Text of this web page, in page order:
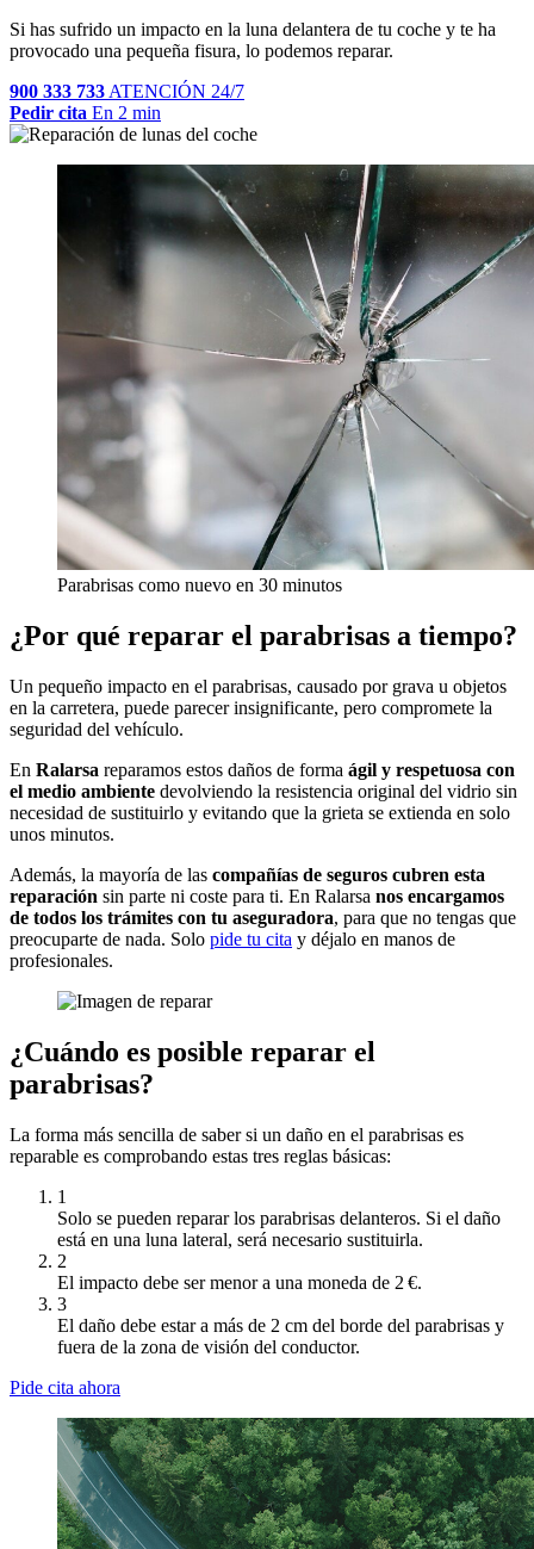
Si has sufrido un impacto en la luna delantera de tu coche y te ha
provocado una pequeña fisura, lo podemos reparar.
900 333 733 ATENCIÓN 24/7
Pedir cita En 2 min
Parabrisas como nuevo en 30 minutos
¿Por qué reparar el parabrisas a tiempo?
Un pequeño impacto en el parabrisas, causado por grava u objetos
en la carretera, puede parecer insignificante, pero compromete la
seguridad del vehículo.
En Ralarsa reparamos estos daños de forma ágil y respetuosa con
el medio ambiente devolviendo la resistencia original del vidrio sin
necesidad de sustituirlo y evitando que la grieta se extienda en solo
unos minutos.
Además, la mayoría de las compañías de seguros cubren esta
reparación sin parte ni coste para ti. En Ralarsa nos encargamos
de todos los trámites con tu aseguradora, para que no tengas que
preocuparte de nada. Solo pide tu cita y déjalo en manos de
profesionales.
¿Cuándo es posible reparar el
parabrisas?
La forma más sencilla de saber si un daño en el parabrisas es
reparable es comprobando estas tres reglas básicas:
1
Solo se pueden reparar los parabrisas delanteros. Si el daño
está en una luna lateral, será necesario sustituirla.
2
El impacto debe ser menor a una moneda de 2 €.
3
El daño debe estar a más de 2 cm del borde del parabrisas y
fuera de la zona de visión del conductor.
Pide cita ahora